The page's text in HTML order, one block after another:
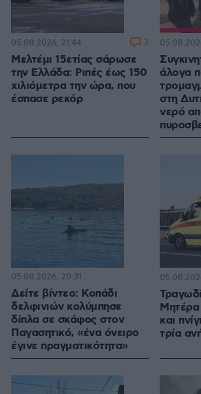
Μελτέμι 15ετίας σάρωσε
την Ελλάδα: Ριπές έως 150
χιλιόμετρα την ώρα, που
έσπασε ρεκόρ
05.08.2026, 21:44 3
άλογα
στη
νερό
Δείτε βίντεο: Κοπάδι
δελφινιών κολύμπησε
δίπλα σε σκάφος στον
Παγασητικό, «ένα όνειρο
έγινε πραγματικότητα»
05.08.2026, 20:31
και
τρία